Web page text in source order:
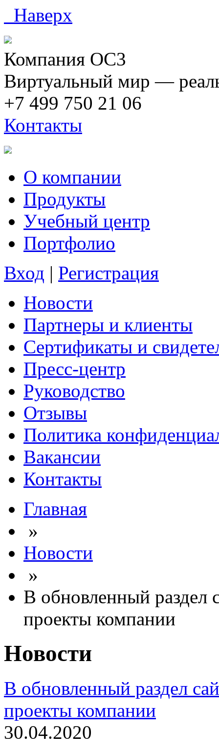
Наверх
Компания ОС3
Виртуальный мир —
+7 499 750 21 06
Контакты
О компании
Продукты
Учебный центр
Портфолио
Вход | Регистрация
Новости
Партнеры и клиенты
Сертификаты и
Пресс-центр
Руководство
Отзывы
Политика
Вакансии
Контакты
Главная
»
Новости
»
В обновленный раздел
проекты компании
Новости
В обновленный раздел
проекты компании
30.04.2020